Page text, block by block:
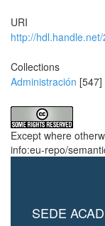
URI
http://
Collections
Administración [547]
Except where
info:eu-repo/
SEDE